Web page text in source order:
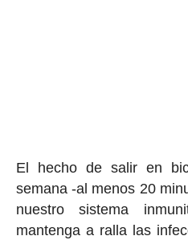
El hecho de salir en
semana -al menos 20
nuestro sistema
mantenga a ralla las